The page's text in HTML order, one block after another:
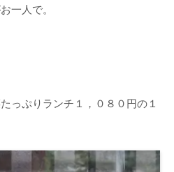
一人で。
っぷりランチ１，０８０円の１